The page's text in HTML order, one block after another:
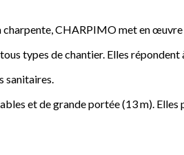
charpente, CHARPIMO met en
types de chantier. Elles
sanitaires.
et de grande portée (13 m).